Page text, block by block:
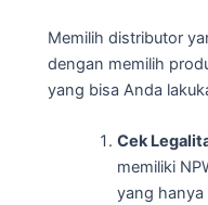
Memilih distributor
dengan memilih
yang bisa Anda
Cek
memiliki
yang hanya